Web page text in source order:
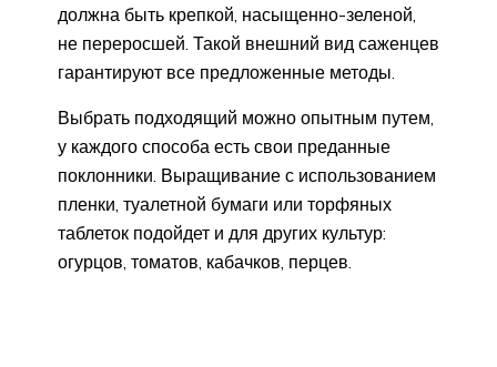
должна быть крепкой, насыщенно-зеленой,
не переросшей. Такой внешний вид саженцев
гарантируют все предложенные методы.
Выбрать подходящий можно опытным путем,
у каждого способа есть свои преданные
поклонники. Выращивание с использованием
пленки, туалетной бумаги или торфяных
таблеток подойдет и для других культур:
огурцов, томатов, кабачков, перцев.